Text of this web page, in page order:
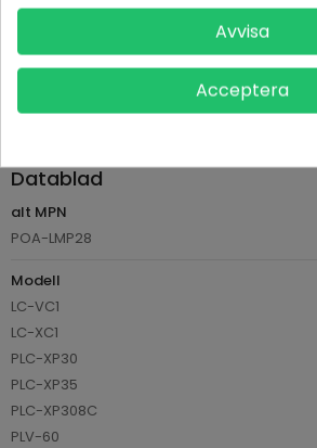
Datablad
alt MPN
POA-LMP28
Modell
LC-VC1
LC-XC1
PLC-XP30
PLC-XP35
PLC-XP308C
PLV-60
Avvisa
Acceptera